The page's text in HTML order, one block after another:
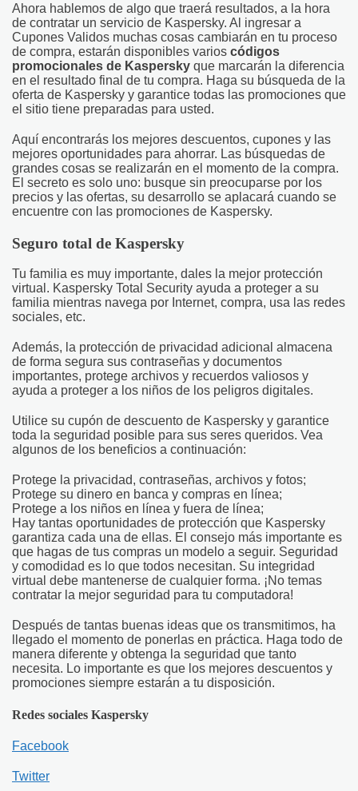
Ahora hablemos de algo que traerá resultados, a la hora
de contratar un servicio de Kaspersky. Al ingresar a
Cupones Validos muchas cosas cambiarán en tu proceso
de compra, estarán disponibles varios códigos
promocionales de Kaspersky que marcarán la diferencia
en el resultado final de tu compra. Haga su búsqueda de la
oferta de Kaspersky y garantice todas las promociones que
el sitio tiene preparadas para usted.
Aquí encontrarás los mejores descuentos, cupones y las
mejores oportunidades para ahorrar. Las búsquedas de
grandes cosas se realizarán en el momento de la compra.
El secreto es solo uno: busque sin preocuparse por los
precios y las ofertas, su desarrollo se aplacará cuando se
encuentre con las promociones de Kaspersky.
Seguro total de Kaspersky
Tu familia es muy importante, dales la mejor protección
virtual. Kaspersky Total Security ayuda a proteger a su
familia mientras navega por Internet, compra, usa las redes
sociales, etc.
Además, la protección de privacidad adicional almacena
de forma segura sus contraseñas y documentos
importantes, protege archivos y recuerdos valiosos y
ayuda a proteger a los niños de los peligros digitales.
Utilice su cupón de descuento de Kaspersky y garantice
toda la seguridad posible para sus seres queridos. Vea
algunos de los beneficios a continuación:
Protege la privacidad, contraseñas, archivos y fotos;
Protege su dinero en banca y compras en línea;
Protege a los niños en línea y fuera de línea;
Hay tantas oportunidades de protección que Kaspersky
garantiza cada una de ellas. El consejo más importante es
que hagas de tus compras un modelo a seguir. Seguridad
y comodidad es lo que todos necesitan. Su integridad
virtual debe mantenerse de cualquier forma. ¡No temas
contratar la mejor seguridad para tu computadora!
Después de tantas buenas ideas que os transmitimos, ha
llegado el momento de ponerlas en práctica. Haga todo de
manera diferente y obtenga la seguridad que tanto
necesita. Lo importante es que los mejores descuentos y
promociones siempre estarán a tu disposición.
Redes sociales Kaspersky
Facebook
Twitter